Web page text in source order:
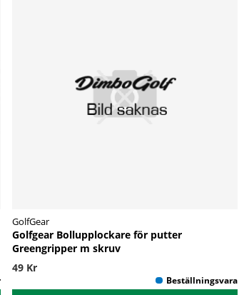
GolfGear
Golfgear Bollupplockare för putter
Greengripper m skruv
49 Kr